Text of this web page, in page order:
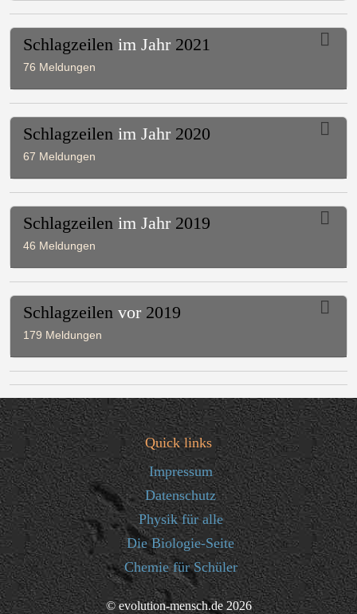
Schlagzeilen im Jahr 2021
76 Meldungen
Schlagzeilen im Jahr 2020
67 Meldungen
Schlagzeilen im Jahr 2019
46 Meldungen
Schlagzeilen vor 2019
179 Meldungen
Quick links
Impressum
Datenschutz
Physik für alle
Die Biologie-Seite
Chemie für Schüler
© evolution-mensch.de 2026